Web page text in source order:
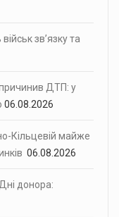
зв’язку та
ДТП: у
06.08.2026
Кільцевій майже
06.08.2026
донора: